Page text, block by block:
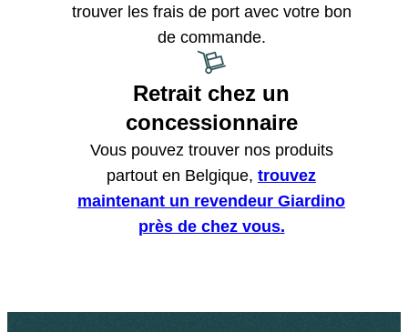
trouver les frais de port avec votre bon
de commande.
Retrait chez un
concessionnaire
Vous pouvez trouver nos produits
partout en Belgique, trouvez
maintenant un revendeur Giardino
près de chez vous.